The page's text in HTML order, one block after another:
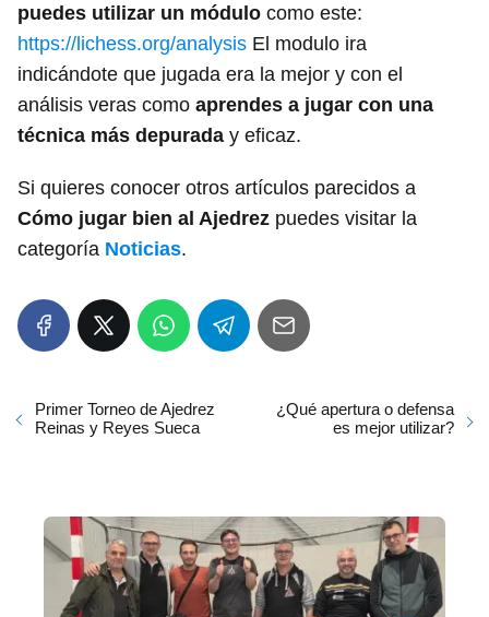
puedes utilizar un módulo como este:
https://lichess.org/analysis El modulo ira
indicándote que jugada era la mejor y con el
análisis veras como aprendes a jugar con una
técnica más depurada y eficaz.
Si quieres conocer otros artículos parecidos a
Cómo jugar bien al Ajedrez puedes visitar la
categoría Noticias.
Primer Torneo de Ajedrez
Reinas y Reyes Sueca
¿Qué apertura o defensa
es mejor utilizar?